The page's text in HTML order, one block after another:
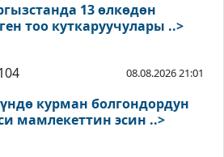
13 өлкөдөн
келген тоо куткаруучулары ..>
08.08.2026 21:01
курман болгондордун
мамлекеттин эсин ..>